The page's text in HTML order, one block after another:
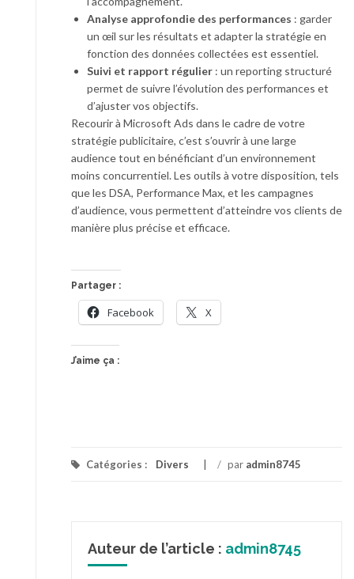
Analyse approfondie des performances : garder
un œil sur les résultats et adapter la stratégie en
fonction des données collectées est essentiel.
Suivi et rapport régulier : un reporting structuré
permet de suivre l’évolution des performances et
d’ajuster vos objectifs.
Recourir à Microsoft Ads dans le cadre de votre
stratégie publicitaire, c’est s’ouvrir à une large
audience tout en bénéficiant d’un environnement
moins concurrentiel. Les outils à votre disposition, tels
que les DSA, Performance Max, et les campagnes
d’audience, vous permettent d’atteindre vos clients de
manière plus précise et efficace.
Partager :
Facebook X
J’aime ça :
Catégories : Divers / par admin8745
Auteur de l’article : admin8745